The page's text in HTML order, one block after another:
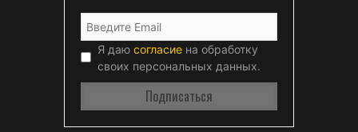
Я даю согласие на обработку
своих персональных данных.